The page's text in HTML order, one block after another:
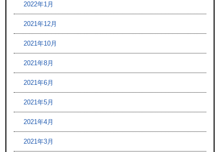
2022年1月
2021年12月
2021年10月
2021年8月
2021年6月
2021年5月
2021年4月
2021年3月